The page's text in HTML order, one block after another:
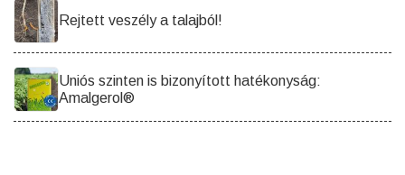
Rejtett veszély a talajból!
Uniós szinten is bizonyított hatékonyság:
Amalgerol®